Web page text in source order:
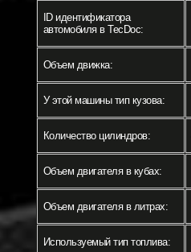
ID идентификатора
автомобиля в TecDoc:
Объем движка:
У этой машины тип кузова:
Количество цилиндров:
Объем двигателя в кубах:
Объем двигателя в литрах:
Используемый тип топлива: